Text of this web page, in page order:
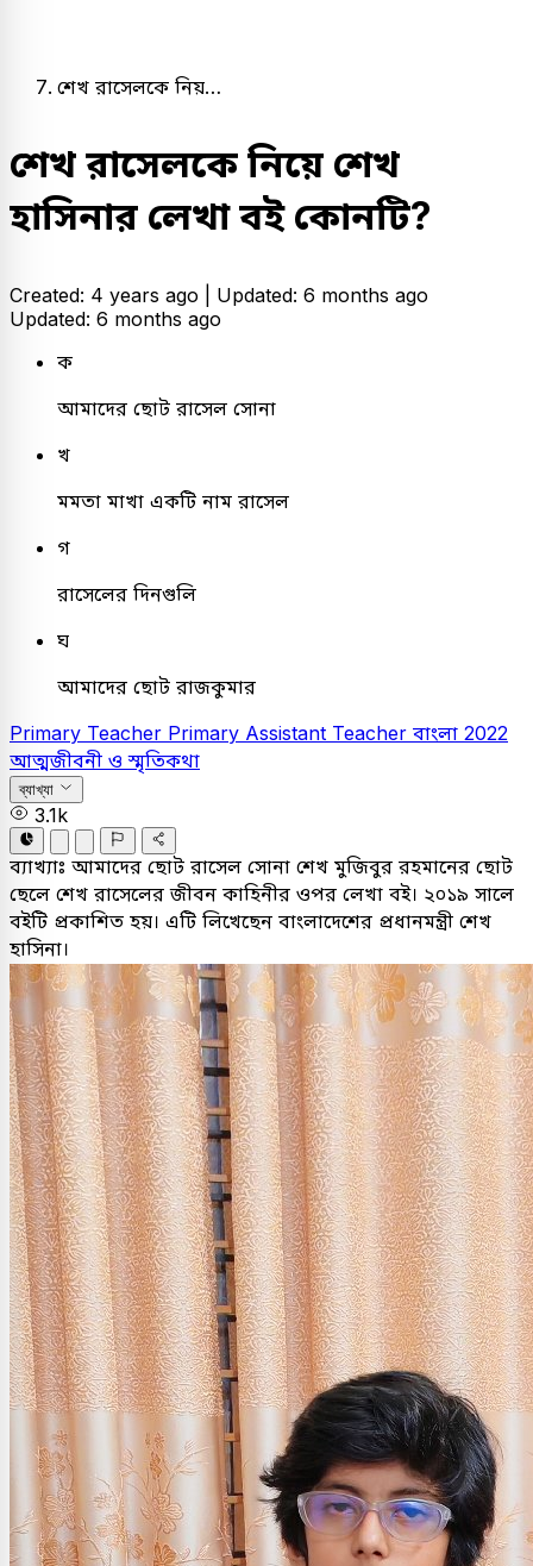
শেখ রাসেলকে নিয়…
শেখ রাসেলকে নিয়ে শেখ
হাসিনার লেখা বই কোনটি?
Created: 4 years ago | Updated: 6 months ago
Updated: 6 months ago
ক
আমাদের ছোট রাসেল সোনা
খ
মমতা মাখা একটি নাম রাসেল
গ
রাসেলের দিনগুলি
ঘ
আমাদের ছোট রাজকুমার
Primary Teacher Primary Assistant Teacher বাংলা 2022
আত্মজীবনী ও স্মৃতিকথা
ব্যাখ্যা
3.1k
ব্যাখ্যাঃ আমাদের ছোট রাসেল সোনা শেখ মুজিবুর রহমানের ছোট
ছেলে শেখ রাসেলের জীবন কাহিনীর ওপর লেখা বই। ২০১৯ সালে
বইটি প্রকাশিত হয়। এটি লিখেছেন বাংলাদেশের প্রধানমন্ত্রী শেখ
হাসিনা।